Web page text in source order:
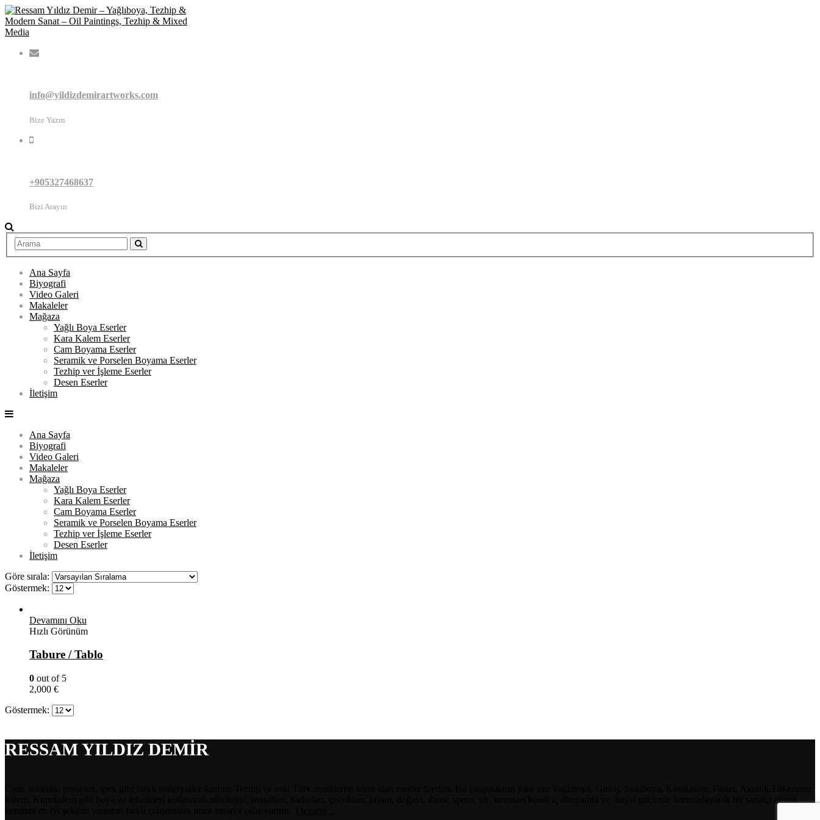
info@yildizdemirartworks.com
Bize Yazın
+905327468637
Bizi Arayın
Ana Sayfa
Biyografi
Video Galeri
Makaleler
Mağaza
Yağlı Boya Eserler
Kara Kalem Eserler
Cam Boyama Eserler
Seramik ve Porselen Boyama Eserler
Tezhip ver İşleme Eserler
Desen Eserler
İletişim
Ana Sayfa
Biyografi
Video Galeri
Makaleler
Mağaza
Yağlı Boya Eserler
Kara Kalem Eserler
Cam Boyama Eserler
Seramik ve Porselen Boyama Eserler
Tezhip ver İşleme Eserler
Desen Eserler
İletişim
Göre sırala:
Göstermek:
Devamını Oku
Hızlı Görünüm
Tabure / Tablo
0 out of 5
2,000 €
Göstermek:
RESSAM YILDIZ DEMİR
kalem, Kurukalem gibi boya ve teknikleri kullanarak mitolojiyi, masalları, kadınları, çocukları, insanı, doğayı, dansı, sporu, vb. konuları kendi iç dünyamla ve hayal gücümle harmanlayarak bir sanatçı olarak